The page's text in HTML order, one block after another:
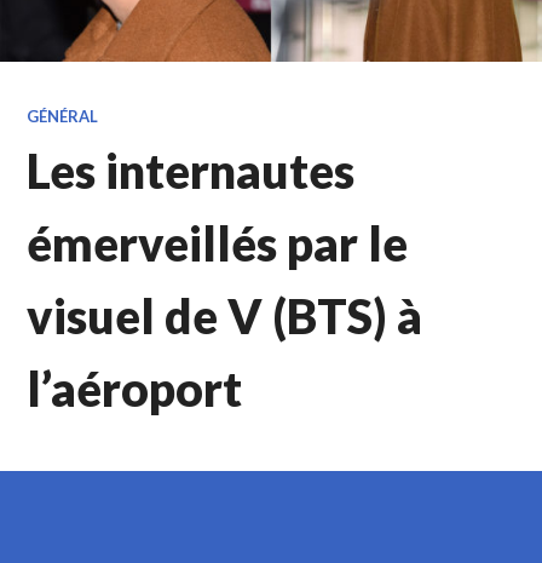
GÉNÉRAL
Les internautes
émerveillés par le
visuel de V (BTS) à
l’aéroport